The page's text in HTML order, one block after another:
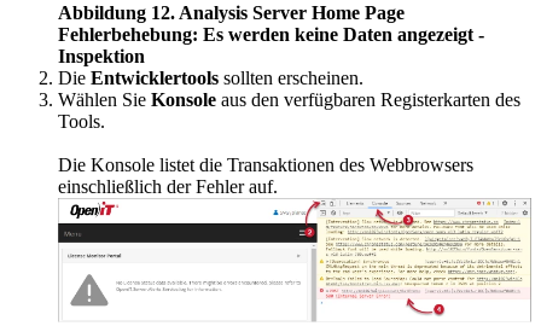
Abbildung 12. Analysis Server Home Page
Fehlerbehebung: Es werden keine Daten angezeigt -
Inspektion
Die Entwicklertools sollten erscheinen.
Wählen Sie Konsole aus den verfügbaren Registerkarten des
Tools.
Die Konsole listet die Transaktionen des Webbrowsers
einschließlich der Fehler auf.